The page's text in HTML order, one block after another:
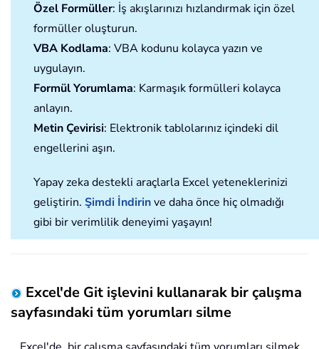
Özel Formüller: İş akışlarınızı hızlandırmak için özel
formüller oluşturun.
VBA Kodlama: VBA kodunu kolayca yazın ve
uygulayın.
Formül Yorumlama: Karmaşık formülleri kolayca
anlayın.
Metin Çevirisi: Elektronik tablolarınız içindeki dil
engellerini aşın.
Yapay zeka destekli araçlarla Excel yeteneklerinizi
geliştirin. Şimdi İndirinve daha önce hiç olmadığı
gibi bir verimlilik deneyimi yaşayın!
Excel'de Git işlevini kullanarak bir çalışma
sayfasındaki tüm yorumları silme